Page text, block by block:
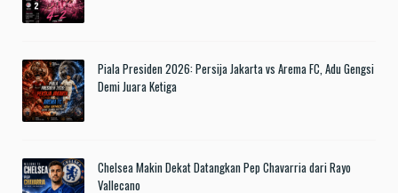
Piala Presiden 2026: Persija Jakarta vs Arema FC, Adu Gengsi
Demi Juara Ketiga
Chelsea Makin Dekat Datangkan Pep Chavarria dari Rayo
Vallecano